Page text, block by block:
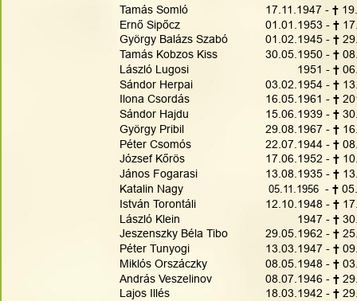
Tamás Somló
Ernő Sipőcz
György Balázs Szabó
Tamás Kobzos Kiss
László Lugosi
Sándor Herpai
Ilona Csordás
Sándor Hajdu
György Pribil
Péter Csomós
József Kőrös
János Fogarasi
Katalin Nagy
István Torontáli
László Klein
Jeszenszky Béla Tibo
Péter Tunyogi
Miklós Orszáczky
András Veszelinov
Lajos Illés
17.11.1947 - †
01.01.1953 - †
01.02.1945 - †
30.05.1950 - †
          1951 -
†
03.02.1954 - †
16.05.1961 - †
15.06.1939 - †
29.08.1967 - †
22.07.1944 - †
17.06.1952 - †
13.08.1935 - †
05.11.1956
  -
†
12.10.1948 - †
          1947 -
†
29.05.1962 - †
13.03.1947 - †
08.05.1948 - †
08.07.1946 - †
18.03.1942 - †